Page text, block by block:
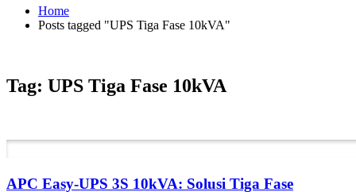
Home
Posts tagged "UPS Tiga Fase 10kVA"
Tag: UPS Tiga Fase 10kVA
APC Easy-UPS 3S 10kVA: Solusi Tiga Fase